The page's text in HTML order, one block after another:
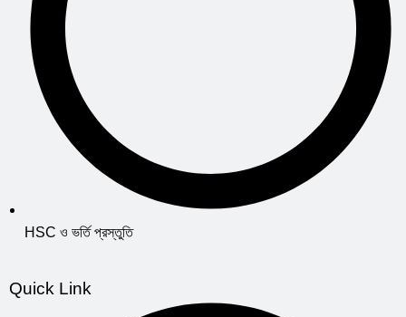
HSC ও ভর্তি প্রস্তুতি
Quick Link